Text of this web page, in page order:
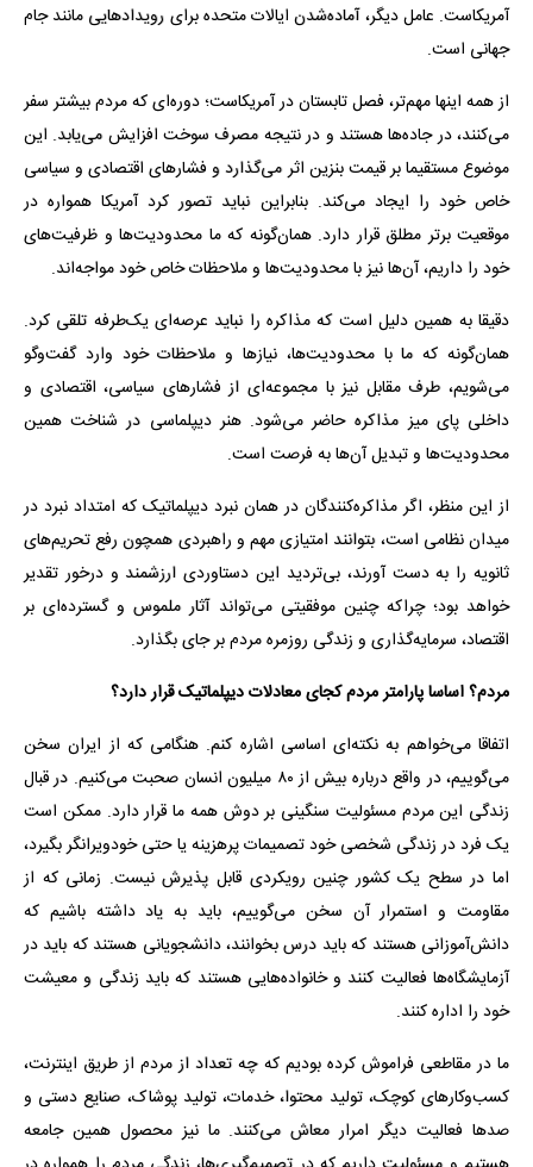
آمریکاست. عامل دیگر، آماده‌شدن ایالات متحده برای رویدادهایی مانند جام
جهانی است.
از همه اینها مهم‌تر، فصل تابستان در آمریکاست؛ دوره‌ای که مردم بیشتر سفر
می‌کنند، در جاده‌ها هستند و در نتیجه مصرف سوخت افزایش می‌یابد. این
موضوع مستقیما بر قیمت بنزین اثر می‌گذارد و فشارهای اقتصادی و سیاسی
خاص خود را ایجاد می‌کند. بنابراین نباید تصور کرد آمریکا همواره در
موقعیت برتر مطلق قرار دارد. همان‌گونه که ما محدودیت‌ها و ظرفیت‌های
خود را داریم، آن‌ها نیز با محدودیت‌ها و ملاحظات خاص خود مواجه‌اند.
دقیقا به همین دلیل است که مذاکره را نباید عرصه‌ای یک‌طرفه تلقی کرد.
همان‌گونه که ما با محدودیت‌ها، نیازها و ملاحظات خود وارد گفت‌وگو
می‌شویم، طرف مقابل نیز با مجموعه‌ای از فشارهای سیاسی، اقتصادی و
داخلی پای میز مذاکره حاضر می‌شود. هنر دیپلماسی در شناخت همین
محدودیت‌ها و تبدیل آن‌ها به فرصت است.
از این منظر، اگر مذاکره‌کنندگان در همان نبرد دیپلماتیک که امتداد نبرد در
میدان نظامی است، بتوانند امتیازی مهم و راهبردی همچون رفع تحریم‌های
ثانویه را به دست آورند، بی‌تردید این دستاوردی ارزشمند و درخور تقدیر
خواهد بود؛ چراکه چنین موفقیتی می‌تواند آثار ملموس و گسترده‌ای بر
اقتصاد، سرمایه‌گذاری و زندگی روزمره مردم بر جای بگذارد.
مردم؟ اساسا پارامتر مردم کجای معادلات دیپلماتیک قرار دارد؟
اتفاقا می‌خواهم به نکته‌ای اساسی اشاره کنم. هنگامی که از ایران سخن
می‌گوییم، در واقع درباره بیش از ۸۰ میلیون انسان صحبت می‌کنیم. در قبال
زندگی این مردم مسئولیت سنگینی بر دوش همه ما قرار دارد. ممکن است
یک فرد در زندگی شخصی خود تصمیمات پرهزینه یا حتی خودویرانگر بگیرد،
اما در سطح یک کشور چنین رویکردی قابل پذیرش نیست. زمانی که از
مقاومت و استمرار آن سخن می‌گوییم، باید به یاد داشته باشیم که
دانش‌آموزانی هستند که باید درس بخوانند، دانشجویانی هستند که باید در
آزمایشگاه‌ها فعالیت کنند و خانواده‌هایی هستند که باید زندگی و معیشت
خود را اداره کنند.
ما در مقاطعی فراموش کرده بودیم که چه تعداد از مردم از طریق اینترنت،
کسب‌وکارهای کوچک، تولید محتوا، خدمات، تولید پوشاک، صنایع دستی و
صدها فعالیت دیگر امرار معاش می‌کنند. ما نیز محصول همین جامعه